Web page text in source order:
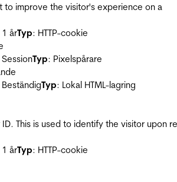
to improve the visitor's experience on a
1 årTyp: HTTP-cookie
SessionTyp: Pixelspårare
BeständigTyp: Lokal HTML-lagring
This is used to identify the visitor upon
1 årTyp: HTTP-cookie